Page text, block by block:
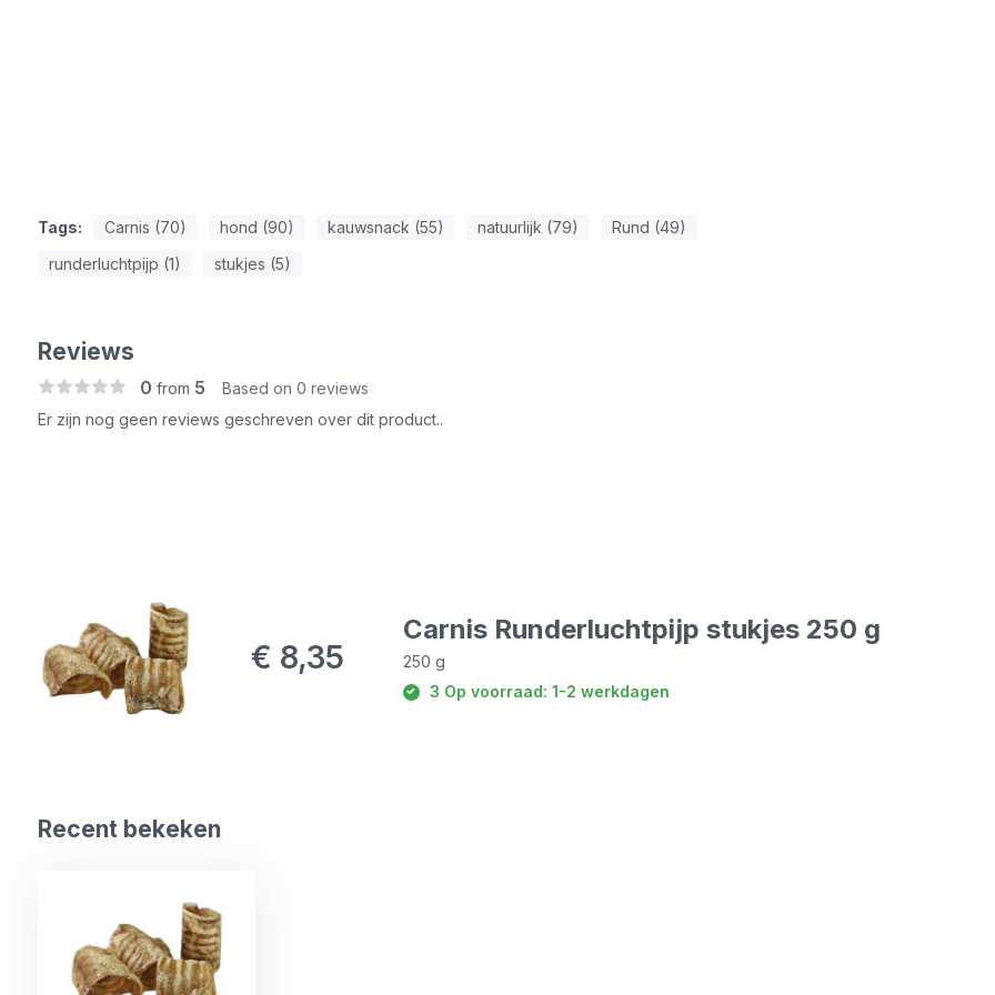
Tags: Carnis (70) hond (90) kauwsnack (55) natuurlijk (79)
Rund (49)
runderluchtpijp (1)
stukjes (5)
Reviews
0 from 5 Based on 0 reviews
Er zijn nog geen reviews geschreven over dit product..
€ 8,35
Carnis Runderluchtpijp stukjes 250 g
250 g
3 Op voorraad: 1-2 werkdagen
Recent bekeken